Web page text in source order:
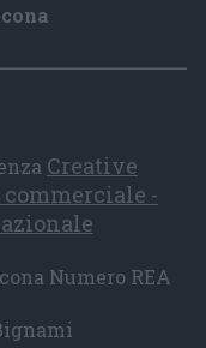
Creative
-
Numero REA